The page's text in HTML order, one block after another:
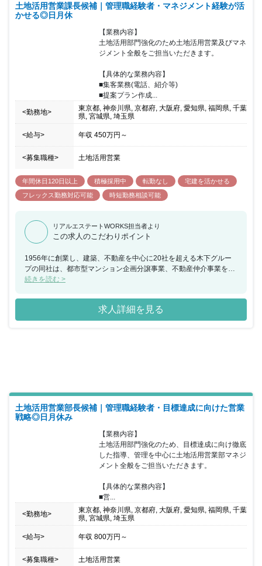
のフィールドでも活躍頂けるよう、土地・建物のオーナー（法人・
個人）に向けた土地活用の企画提案営業もご担当いただく予定で
知識やスキルを活かして業務にあたってください。 「自分だけでな
く、相手や社会にとっても良い仕事をする姿勢」を持って、共に成
長していく意欲のある方からの応募をお待ちしています。
土地活用営業課長候補｜管理職経験者・マネジメント経験が活
かせる◎日月休
【業務内容】
土地活用部門強化のため土地活用営業及びマネ
ジメント全般をご担当いただきます。
【具体的な業務内容】
■集客業務(電話、紹介等)
■提案プラン作成...
<勤務地>
東京都, 神奈川県, 京都府, 大阪府, 愛知県, 福岡県, 千葉
県, 宮城県, 埼玉県
<給与> 年収 450万円 ～
<募集職種> 土地活用営業
年間休日120日以上 積極採用中 転勤なし
宅建を活かせる
フレックス勤務対応可能
時短勤務相談可能
リアルエステートWORKS担当者より
この求人のこだわりポイント
1956年に創業し、建築、不動産を中心に20社を超える木下グルー
プの同社は、都市型マンション企画分譲事業、不動産仲介事業を展
開しています。今回募集では、土地活用部門強化のため営業のみな
ます。不動産業ではありますが土日休みやフレックスタイム制、充
実の福利厚生など働きやすい環境も魅力的です。
続きを読む >
求人詳細を見る
土地活用営業部長候補｜管理職経験者・目標達成に向けた営業
戦略◎日月休み
【業務内容】
土地活用部門強化のため、目標達成に向け徹底
した指導、管理を中心に土地活用営業部マネジ
メント全般をご担当いただきます。
【具体的な業務内容】
■営...
<勤務地>
東京都, 神奈川県, 京都府, 大阪府, 愛知県, 福岡県, 千葉
県, 宮城県, 埼玉県
<給与> 年収 800万円 ～
<募集職種> 土地活用営業